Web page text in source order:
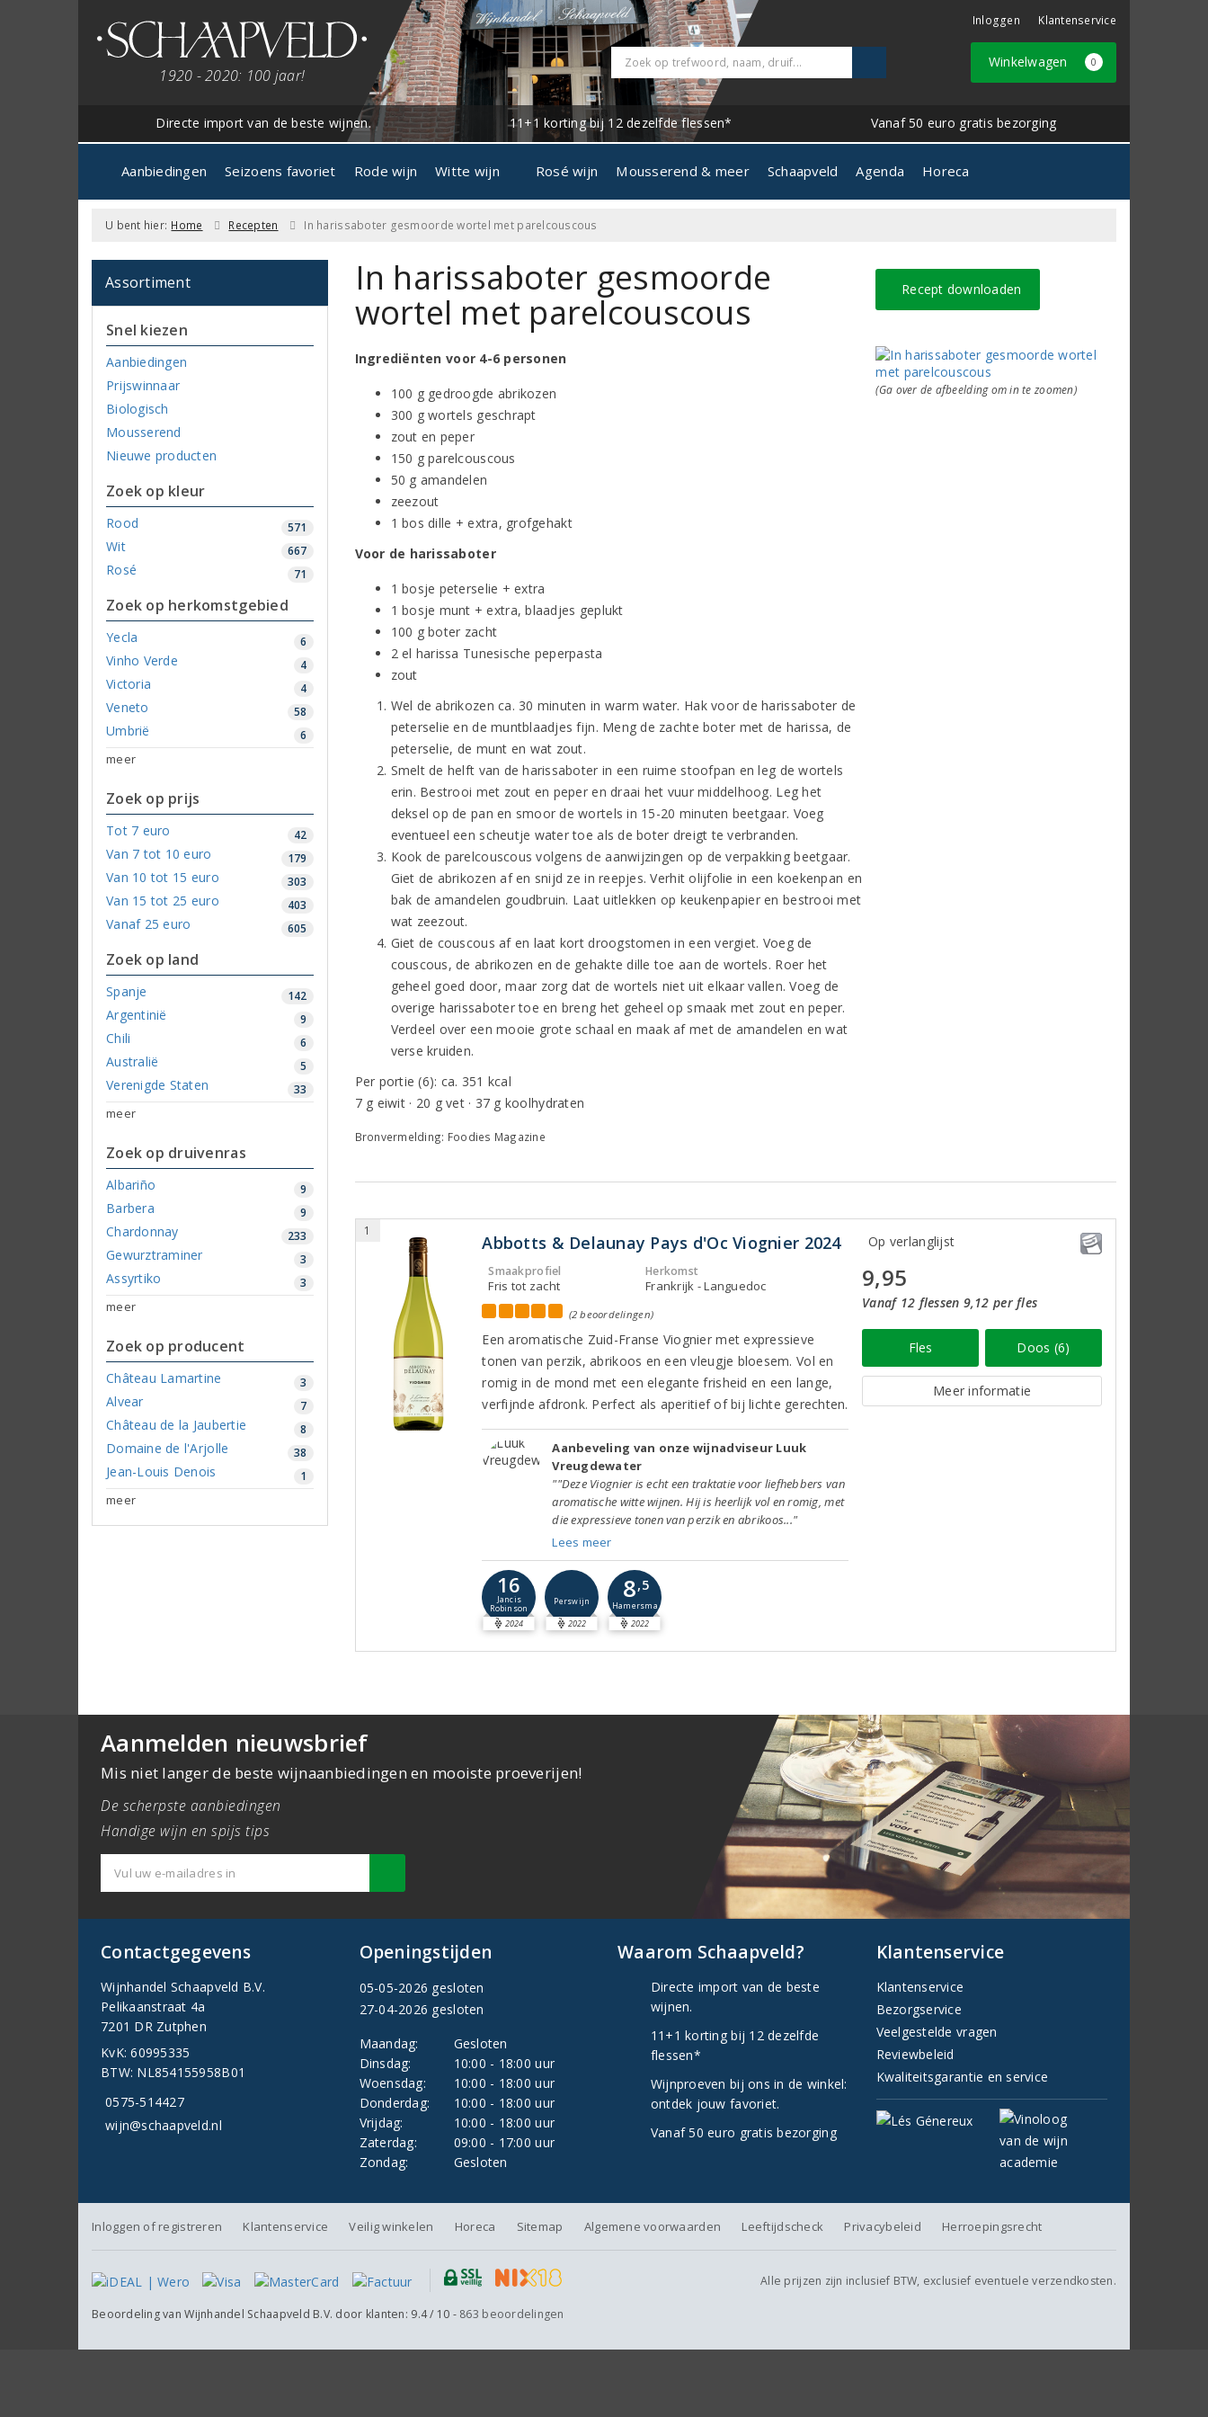
1920 - 2020: 100 jaar!
Inloggen Klantenservice
Winkelwagen 0
Directe import van de beste wijnen. 11+1 korting bij 12 dezelfde flessen* Vanaf 50 euro gratis bezorging
Aanbiedingen Seizoens favoriet Rode wijn Witte wijn Rosé wijn Mousserend & meer Schaapveld Agenda Horeca
U bent hier: Home Recepten In harissaboter gesmoorde wortel met parelcouscous
Assortiment
Snel kiezen
Aanbiedingen
Prijswinnaar
Biologisch
Mousserend
Nieuwe producten
Zoek op kleur
Rood 571
Wit 667
Rosé 71
Zoek op herkomstgebied
Yecla 6
Vinho Verde 4
Victoria 4
Veneto 58
Umbrië 6
meer
Zoek op prijs
Tot 7 euro 42
Van 7 tot 10 euro 179
Van 10 tot 15 euro 303
Van 15 tot 25 euro 403
Vanaf 25 euro 605
Zoek op land
Spanje 142
Argentinië 9
Chili 6
Australië 5
Verenigde Staten 33
meer
Zoek op druivenras
Albariño 9
Barbera 9
Chardonnay 233
Gewurztraminer 3
Assyrtiko 3
meer
Zoek op producent
Château Lamartine 3
Alvear 7
Château de la Jaubertie 8
Domaine de l'Arjolle 38
Jean-Louis Denois 1
meer
In harissaboter gesmoorde
wortel met parelcouscous
Ingrediënten voor 4-6 personen
100 g gedroogde abrikozen
300 g wortels geschrapt
zout en peper
150 g parelcouscous
50 g amandelen
zeezout
1 bos dille + extra, grofgehakt
Voor de harissaboter
1 bosje peterselie + extra
1 bosje munt + extra, blaadjes geplukt
100 g boter zacht
2 el harissa Tunesische peperpasta
zout
Wel de abrikozen ca. 30 minuten in warm water. Hak voor de harissaboter de
peterselie en de muntblaadjes fijn. Meng de zachte boter met de harissa, de
peterselie, de munt en wat zout.
Smelt de helft van de harissaboter in een ruime stoofpan en leg de wortels
erin. Bestrooi met zout en peper en draai het vuur middelhoog. Leg het
deksel op de pan en smoor de wortels in 15-20 minuten beetgaar. Voeg
eventueel een scheutje water toe als de boter dreigt te verbranden.
Kook de parelcouscous volgens de aanwijzingen op de verpakking beetgaar.
Giet de abrikozen af en snijd ze in reepjes. Verhit olijfolie in een koekenpan en
bak de amandelen goudbruin. Laat uitlekken op keukenpapier en bestrooi met
wat zeezout.
Giet de couscous af en laat kort droogstomen in een vergiet. Voeg de
couscous, de abrikozen en de gehakte dille toe aan de wortels. Roer het
geheel goed door, maar zorg dat de wortels niet uit elkaar vallen. Voeg de
overige harissaboter toe en breng het geheel op smaak met zout en peper.
Verdeel over een mooie grote schaal en maak af met de amandelen en wat
verse kruiden.
Per portie (6): ca. 351 kcal
7 g eiwit · 20 g vet · 37 g koolhydraten
Bronvermelding: Foodies Magazine
Recept downloaden
(Ga over de afbeelding om in te zoomen)
1
Abbotts & Delaunay Pays d'Oc Viognier 2024
Smaakprofiel
Fris tot zacht
Herkomst
Frankrijk - Languedoc
(2 beoordelingen)
Een aromatische Zuid-Franse Viognier met expressieve
tonen van perzik, abrikoos en een vleugje bloesem. Vol en
romig in de mond met een elegante frisheid en een lange,
verfijnde afdronk. Perfect als aperitief of bij lichte gerechten.
Aanbeveling van onze wijnadviseur Luuk
Vreugdewater
""Deze Viognier is echt een traktatie voor liefhebbers van
aromatische witte wijnen. Hij is heerlijk vol en romig, met
die expressieve tonen van perzik en abrikoos..."
Lees meer
16
Jancis
Robinson
2024
Perswijn
2022
8,5
Hamersma
2022
Op verlanglijst
9,95
Vanaf 12 flessen 9,12 per fles
Fles Doos (6)
Meer informatie
Aanmelden nieuwsbrief
Mis niet langer de beste wijnaanbiedingen en mooiste proeverijen!
De scherpste aanbiedingen
Handige wijn en spijs tips
Contactgegevens
Wijnhandel Schaapveld B.V.
Pelikaanstraat 4a
7201 DR Zutphen
KvK: 60995335
BTW: NL854155958B01
0575-514427
wijn@schaapveld.nl
Openingstijden
05-05-2026 gesloten
27-04-2026 gesloten
Maandag:
Gesloten
Dinsdag:
10:00 - 18:00 uur
Woensdag:
10:00 - 18:00 uur
Donderdag:
10:00 - 18:00 uur
Vrijdag:
10:00 - 18:00 uur
Zaterdag:
09:00 - 17:00 uur
Zondag:
Gesloten
Waarom Schaapveld?
Directe import van de beste
wijnen.
11+1 korting bij 12 dezelfde
flessen*
Wijnproeven bij ons in de winkel:
ontdek jouw favoriet.
Vanaf 50 euro gratis bezorging
Klantenservice
Klantenservice
Bezorgservice
Veelgestelde vragen
Reviewbeleid
Kwaliteitsgarantie en service
Inloggen of registreren Klantenservice Veilig winkelen Horeca Sitemap Algemene voorwaarden Leeftijdscheck Privacybeleid Herroepingsrecht
Alle prijzen zijn inclusief BTW, exclusief eventuele verzendkosten.
Beoordeling vanWijnhandel Schaapveld B.V. door klanten: 9.4/ 10 - 863 beoordelingen